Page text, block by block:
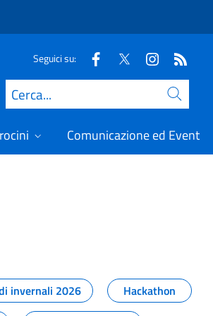
Seguici su:
Cerca
Comunicazione ed Eventi
invernali 2026
Hackathon